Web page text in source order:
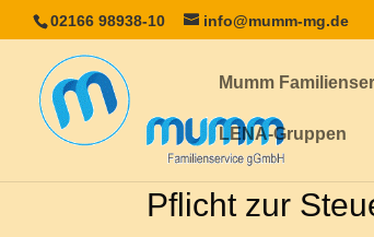
02166 98938-10 info@mumm-mg.de
Mumm
LENA-Gruppen
Pflicht zur